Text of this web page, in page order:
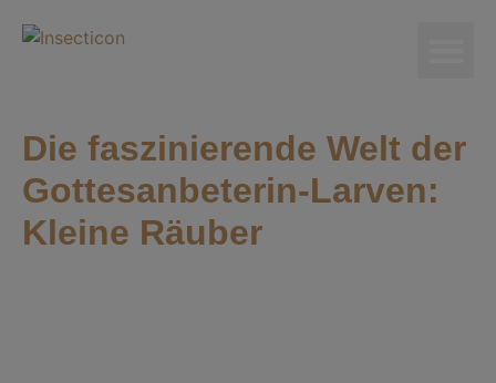
Die faszinierende Welt der
Gottesanbeterin-Larven:
Kleine Räuber